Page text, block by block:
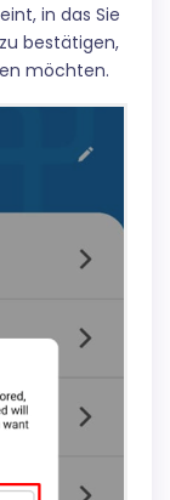
in das Sie
bestätigen,
möchten.